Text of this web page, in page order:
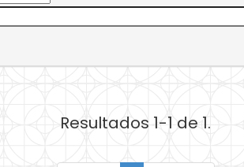
Resultados 1-1 de 1.